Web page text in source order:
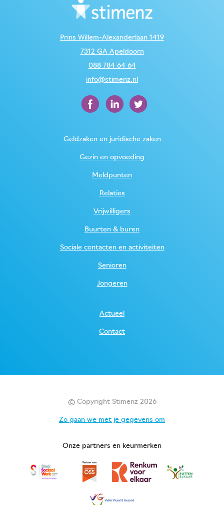
Prins Willem-Alexanderlaan 1419
7312 GA Apeldoorn
088 784 64 64
info@stimenz.nl
Geldzaken en juridische zaken
Gezin en opvoeding
Meldpunten
Relaties
Vrijwilligers
Buurten & buren
Sociale contacten en activiteiten
Senioren
Jongeren
Actueel
Contact
© Copyright Stimenz 2026
Zo gaan we met je gegevens om
Onze partners en keurmerken